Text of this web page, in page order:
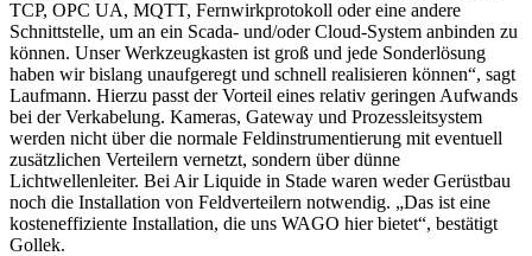
TCP, OPC UA, MQTT, Fernwirkprotokoll oder eine andere
Schnittstelle, um an ein Scada- und/oder Cloud-System anbinden zu
können. Unser Werkzeugkasten ist groß und jede Sonderlösung
haben wir bislang unaufgeregt und schnell realisieren können“, sagt
Laufmann. Hierzu passt der Vorteil eines relativ geringen Aufwands
bei der Verkabelung. Kameras, Gateway und Prozessleitsystem
werden nicht über die normale Feldinstrumentierung mit eventuell
zusätzlichen Verteilern vernetzt, sondern über dünne
Lichtwellenleiter. Bei Air Liquide in Stade waren weder Gerüstbau
noch die Installation von Feldverteilern notwendig. „Das ist eine
kosteneffiziente Installation, die uns WAGO hier bietet“, bestätigt
Gollek.